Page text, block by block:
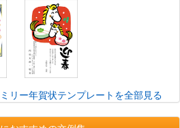
リー年賀状テンプレートを全部見る